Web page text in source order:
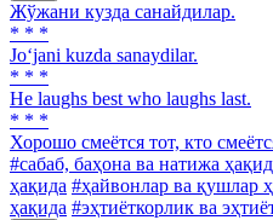
Жўжани кузда санайдилар.
* * *
Jo‘jani kuzda sanaydilar.
* * *
He laughs best who laughs last.
* * *
Хорошо смеётся тот, кто
#сабаб, баҳона ва натижа
ҳақида #ҳайвонлар ва қушлар
ҳақида #эҳтиёткорлик ва